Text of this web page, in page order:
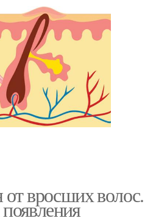
от вросших волос.